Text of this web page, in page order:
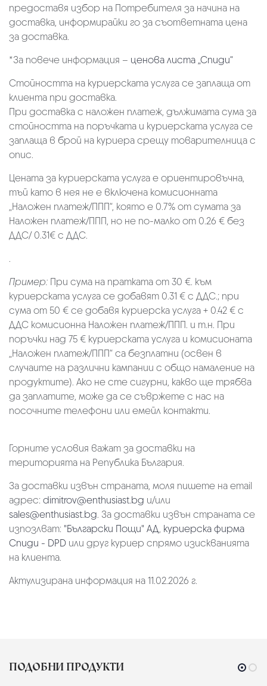
предоставя избор на Потребителя за начина на
доставка, информирайки го за съответната цена
за доставка.
*За повече информация – ценова листа „Спиди“
Стойността на куриерската услуга се заплаща от
клиента при доставка.
При доставка с наложен платеж, дължимата сума за
стойността на поръчката и куриерската услуга се
заплаща в брой на куриера срещу товарителница с
опис.
Цената за куриерската услуга е ориентировъчна,
тъй като в нея не е включена комисионната
„Наложен платеж/ППП“, която е 0.7% от сумата за
Наложен платеж/ППП, но не по-малко от 0.26 € без
ДДС/ 0.31€ с ДДС.
.
Пример: При сума на пратката от 30 €. към
куриерската услуга се добавят 0.31 € с ДДС.; при
сума от 50 € се добавя куриерска услуга + 0.42 € с
ДДС комисионна Наложен платеж/ППП. и т.н. При
поръчки над 75 € куриерската услуга и комисионата
„Наложен платеж/ППП“ са безплатни (освен в
случаите на различни кампании с общо намаление на
продуктите). Ако не сте сигурни, какво ще трябва
да заплатите, може да се съвржете с нас на
посочните телефони или емейл контакти.
Горните условия важат за доставки на
територията на Република България.
За доставки извън страната, моля пишете на email
адрес: dimitrov@enthusiast.bg и/или
sales@enthusiast.bg. За доставки извън страната се
изпозлват: "Български Пощи" АД, куриерска фирма
Спиди - DPD или друг куриер спрямо изискванията
на клиента.
Актулизирана информация на 11.02.2026 г.
ПОДОБНИ ПРОДУКТИ